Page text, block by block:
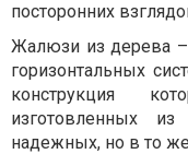
посторонних
Жалюзи из дерева
горизонтальных
конструкция
изготовленных из
надежных, но в то